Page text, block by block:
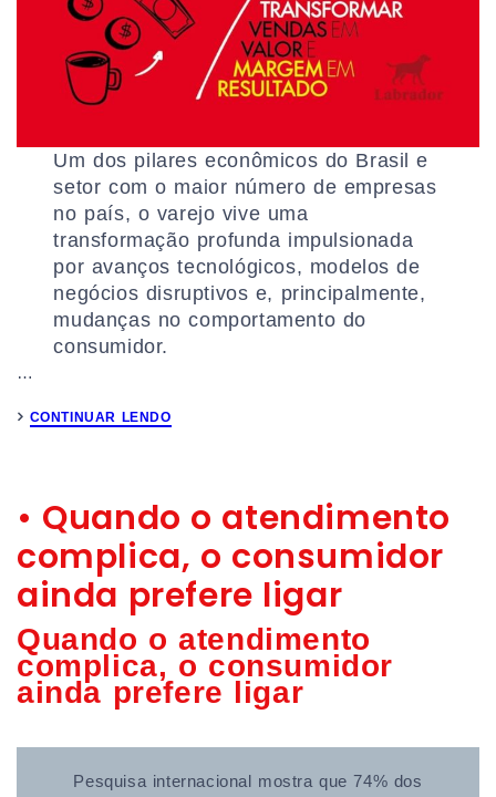
Um dos pilares econômicos do Brasil e
setor com o maior número de empresas
no país, o varejo vive uma
transformação profunda impulsionada
por avanços tecnológicos, modelos de
negócios disruptivos e, principalmente,
mudanças no comportamento do
consumidor.
…
CONTINUAR LENDO
• Quando o atendimento
complica, o consumidor
ainda prefere ligar
Quando o atendimento
complica, o consumidor
ainda prefere ligar
Pesquisa internacional mostra que 74% dos